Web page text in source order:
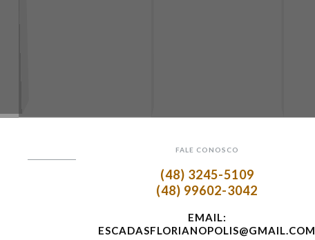
FALE CONOSCO
(48) 3245-5109
(48) 99602-3042
EMAIL:
ESCADASFLORIANOPOLIS@GMAIL.COM